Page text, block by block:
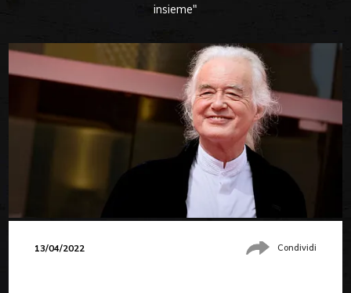
insieme"
13/04/2022 Condividi